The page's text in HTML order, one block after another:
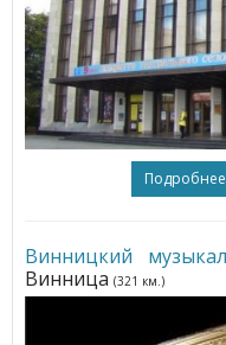
Подробнее
Винница (321 км.)